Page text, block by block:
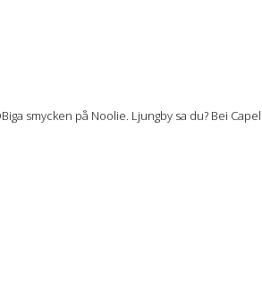
smycken på Noolie. Ljungby sa du? Bei